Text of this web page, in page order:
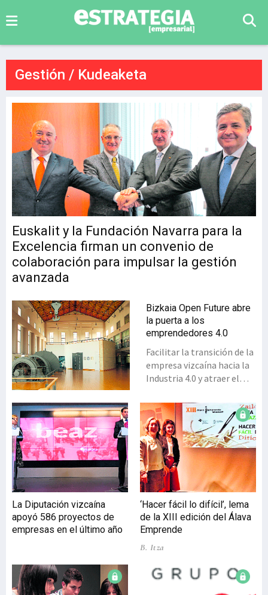
Gestión / Kudeaketa
Euskalit y la Fundación Navarra para la
Excelencia firman un convenio de
colaboración para impulsar la gestión
avanzada
Bizkaia Open Future abre
la puerta a los
emprendedores 4.0
Facilitar la transición de la
empresa vizcaína hacia la
Industria 4.0 y atraer el
local e internacional, que
genere nuevas empresas
de base tecnológica son
los objetivos de Bizkaia
Open Future.Surgida del
acuerdo firmado entre la
Diputación vizcaína y
Bizkaia Open Future quiere
relanzar la competitividad
en la industria, poniendo
el foco en sectores
territorio (aeronáutico,
La Diputación vizcaína
apoyó 586 proyectos de
empresas en el último año
‘Hacer fácil lo difícil’, lema
de la XIII edición del Álava
Emprende
B. Itza